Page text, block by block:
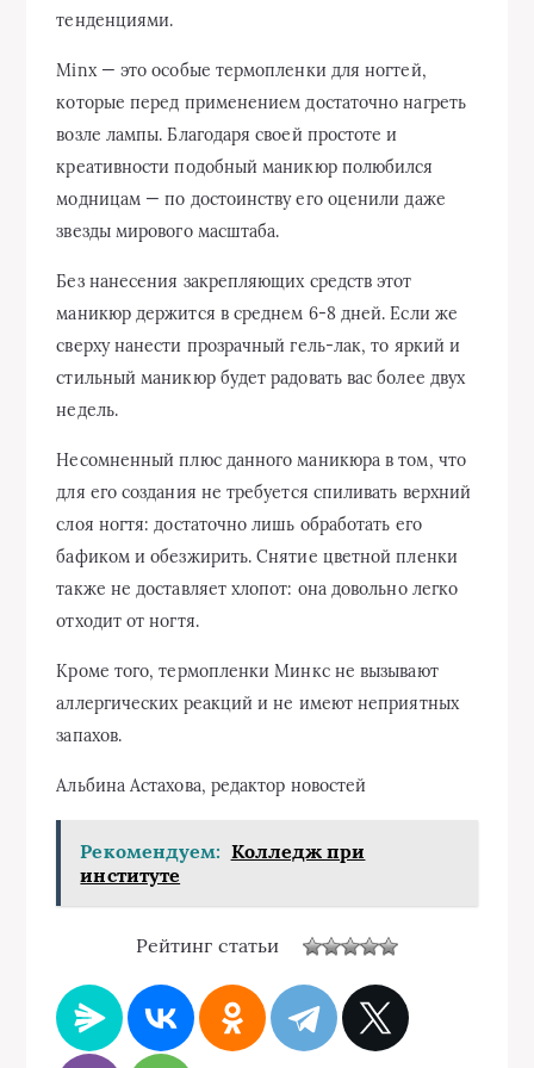
тенденциями.
Minx — это особые термопленки для ногтей,
которые перед применением достаточно нагреть
возле лампы. Благодаря своей простоте и
креативности подобный маникюр полюбился
модницам — по достоинству его оценили даже
звезды мирового масштаба.
Без нанесения закрепляющих средств этот
маникюр держится в среднем 6-8 дней. Если же
сверху нанести прозрачный гель-лак, то яркий и
стильный маникюр будет радовать вас более двух
недель.
Несомненный плюс данного маникюра в том, что
для его создания не требуется спиливать верхний
слоя ногтя: достаточно лишь обработать его
бафиком и обезжирить. Снятие цветной пленки
также не доставляет хлопот: она довольно легко
отходит от ногтя.
Кроме того, термопленки Минкс не вызывают
аллергических реакций и не имеют неприятных
запахов.
Альбина Астахова, редактор новостей
Рекомендуем: Колледж при
институте
Рейтинг статьи